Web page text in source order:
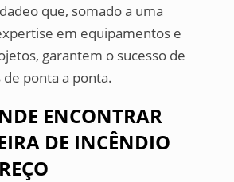
que, somado a uma
em equipamentos e
garantem o sucesso de
ponta a ponta.
ENCONTRAR
DE INCÊNDIO